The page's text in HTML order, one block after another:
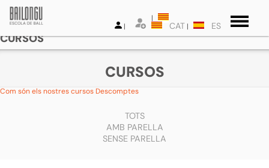
CAT ES
CURSOS
CURSOS
Com són els nostres cursos Descomptes
TOTS
AMB PARELLA
SENSE PARELLA